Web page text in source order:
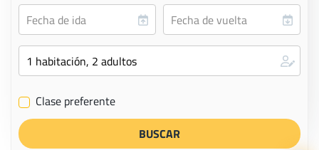
✔ Clase preferente